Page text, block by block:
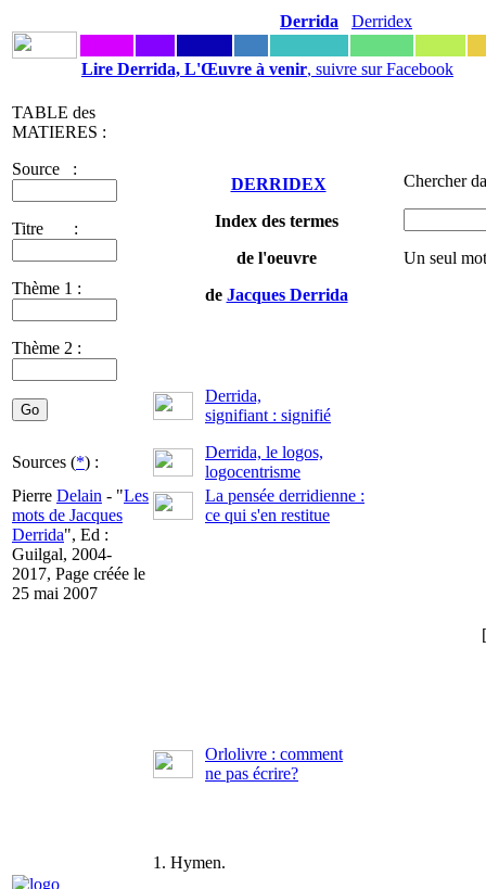
Derrida Derridex
Lire Derrida, L'Œuvre à venir, suivre sur Facebook
TABLE des
MATIERES :
Source :
Titre :
Thème 1 :
Thème 2 :
DERRIDEX
Index des termes
de l'oeuvre
de Jacques Derrida
Chercher
Un seul
Derrida,
signifiant : signifié
Sources (*) :
Derrida, le logos,
logocentrisme
Pierre Delain - "Les
mots de Jacques
Derrida", Ed :
Guilgal, 2004-
2017, Page créée le
25 mai 2007
La pensée derridienne :
ce qui s'en restitue
Orlolivre : comment
ne pas écrire?
1. Hymen.